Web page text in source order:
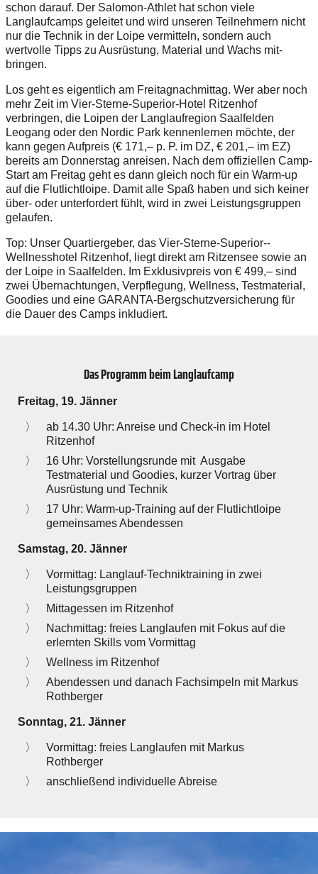
schon darauf. Der Salomon-Athlet hat schon viele
Langlaufcamps geleitet und wird unseren Teilnehmern nicht
nur die Technik in der Loipe vermitteln, sondern auch
wertvolle Tipps zu Ausrüstung, ­Material und Wachs mit­
bringen.
Los geht es eigentlich am Freitagnachmittag. Wer aber noch
mehr Zeit im Vier-Sterne-Superior-Hotel Ritzenhof
verbringen, die Loipen der Langlaufregion Saalfelden
Leogang oder den Nordic Park kennenlernen möchte, der
kann gegen Aufpreis (€ 171,– p. P. im DZ, € 201,– im EZ)
bereits am Donnerstag anreisen. Nach dem offiziellen Camp-
Start am Freitag geht es dann gleich noch für ein Warm-up
auf die Flutlichtloipe. Damit alle Spaß haben und sich keiner
über- oder unterfordert fühlt, wird in zwei Leistungsgruppen
gelaufen.
Top: Unser Quartiergeber, das Vier-Sterne-Superior-­
Wellnesshotel Ritzenhof, liegt direkt am Ritzensee sowie an
der Loipe in Saalfelden. Im Exklusiv­preis von € 499,– sind
zwei Übernachtungen, Verpflegung, Wellness, Testmaterial,
Goodies und eine ­GARANTA-Bergschutzversicherung für
die Dauer des Camps inkludiert.
Das Programm beim Langlaufcamp
Freitag, 19. Jänner
ab 14.30 Uhr: Anreise und Check-in im Hotel
Ritzenhof
16 Uhr: Vorstellungsrunde mit Ausgabe
Testmaterial und Goodies, kurzer Vortrag über
Ausrüstung und Technik
17 Uhr: Warm-up-Training auf der Flutlichtloipe
gemeinsames Abendessen
Samstag, 20. Jänner
Vormittag: Langlauf-Techniktraining in zwei
Leistungsgruppen
Mittagessen im Ritzenhof
Nachmittag: freies Langlaufen mit Fokus auf die
erlernten Skills vom Vormittag
Wellness im Ritzenhof
Abendessen und danach Fachsimpeln mit Markus
Rothberger
Sonntag, 21. Jänner
Vormittag: freies Langlaufen mit Markus
Rothberger
anschließend individuelle Abreise